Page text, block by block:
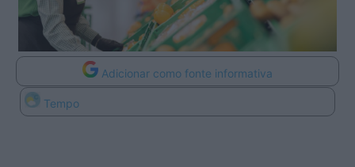
Adicionar como fonte informativa
Tempo